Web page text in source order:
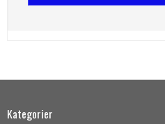
Kategorier